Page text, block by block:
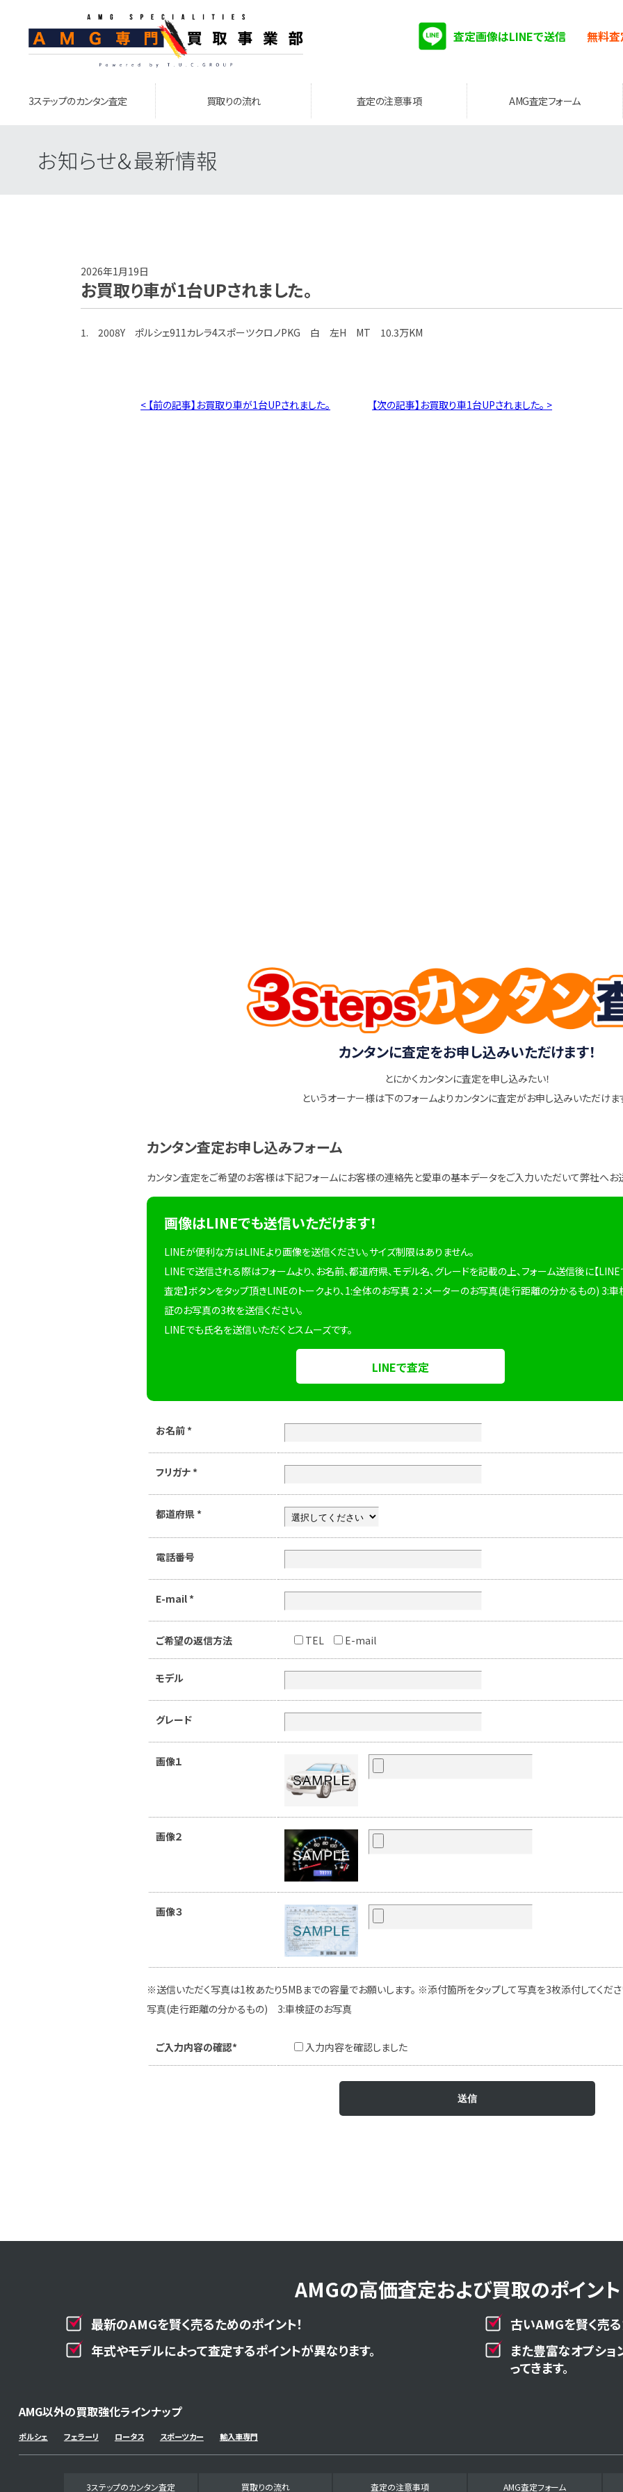
査定画像はLINEで送信 無料査
3ステップのカンタン査定 買取りの流れ 査定の注意事項 AMG査定フォーム
お知らせ＆最新情報
2026年1月19日
お買取り車が1台UPされました。
1. 2008Y ポルシェ911カレラ4スポーツクロノPKG 白 左H MT 10.3万KM
< 【前の記事】お買取り車が1台UPされました。 【次の記事】お買取り車1台UPされました。 >
カンタンに査定をお申し込みいただけます！
とにかくカンタンに査定を申し込みたい！
というオーナー様は下のフォームよりカンタンに査定がお申し込みいただけま
カンタン査定お申し込みフォーム
カンタン査定をご希望のお客様は下記フォームにお客様の連絡先と愛車の基本データをご入力いただいて弊社へお
画像はLINEでも送信いただけます！
LINEが便利な方はLINEより画像を送信ください。サイズ制限はありません。
LINEで送信される際はフォームより、お名前、都道府県、モデル名、グレードを記載の上、フォーム送信後に【LINE
査定】ボタンをタップ頂きLINEのトークより、1:全体のお写真 ２：メーターのお写真(走行距離の分かるもの) 3:車
証のお写真の3枚を送信ください。
LINEでも氏名を送信いただくとスムーズです。
LINEで査定
お名前 *
フリガナ *
都道府県 *
電話番号
E-mail *
ご希望の返信方法 TEL E-mail
モデル
グレード
画像１
画像２
画像３
※送信いただく写真は1枚あたり5MBまでの容量でお願いします。 ※添付箇所をタップして写真を3枚添付してくだ
写真(走行距離の分かるもの) 3:車検証のお写真
ご入力内容の確認* 入力内容を確認しました
AMGの高価査定および買取のポイント
最新のAMGを賢く売るためのポイント！
古いAMGを賢く売
年式やモデルによって査定するポイントが異なります。
また豊富なオプシ
ってきます。
AMG以外の買取強化ラインナップ
ポルシェ フェラーリ ロータス スポーツカー 輸入車専門
3ステップのカンタン査定 買取りの流れ 査定の注意事項 AMG査定フォーム